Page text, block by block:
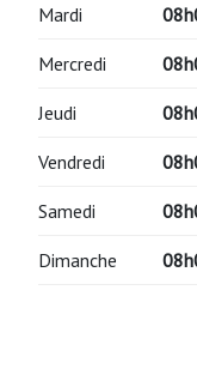
Mardi
Mercredi
Jeudi
Vendredi
Samedi
Dimanche